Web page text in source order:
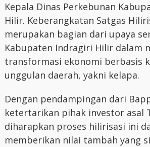
Kepala Dinas Perkebunan
Hilir. Keberangkatan Satgas
merupakan bagian dari upaya
Kabupaten Indragiri Hilir dalam
transformasi ekonomi berbasis
unggulan daerah, yakni kelapa.
Dengan pendampingan dari
ketertarikan pihak investor asal
diharapkan proses hilirisasi ini
memberikan nilai tambah yang